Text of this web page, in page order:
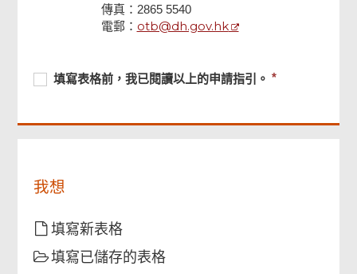
傳真：2865 5540
電郵： otb@dh.gov.hk
填
格
已
閱
以
的
必
供
填寫表格前，我已閱讀以上的申請指引。
必
供
我想
填寫新表格
填寫已儲存的表格